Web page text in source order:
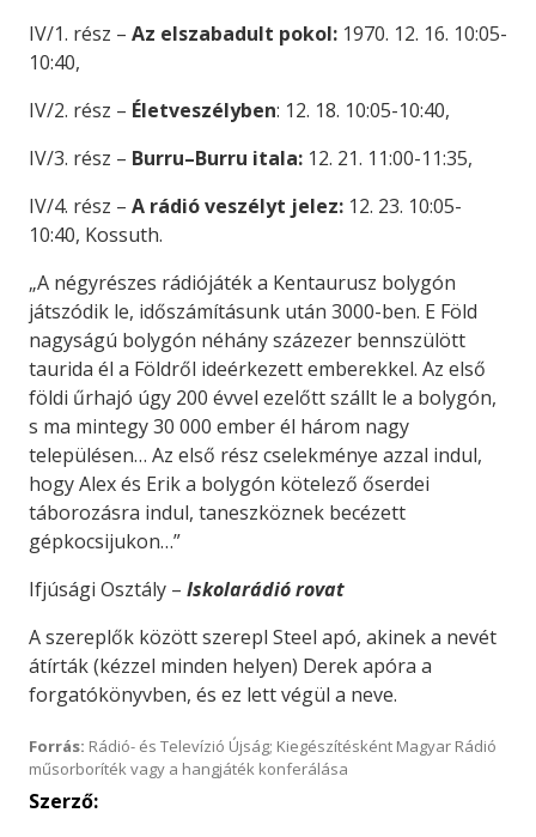
IV/1. rész – Az elszabadult pokol: 1970. 12. 16. 10:05-
10:40,
IV/2. rész – Életveszélyben: 12. 18. 10:05-10:40,
IV/3. rész – Burru–Burru itala: 12. 21. 11:00-11:35,
IV/4. rész – A rádió veszélyt jelez: 12. 23. 10:05-
10:40, Kossuth.
„A négyrészes rádiójáték a Kentaurusz bolygón
játszódik le, időszámításunk után 3000-ben. E Föld
nagyságú bolygón néhány százezer bennszülött
taurida él a Földről ideérkezett emberekkel. Az első
földi űrhajó úgy 200 évvel ezelőtt szállt le a bolygón,
s ma mintegy 30 000 ember él három nagy
településen… Az első rész cselekménye azzal indul,
hogy Alex és Erik a bolygón kötelező őserdei
táborozásra indul, taneszköznek becézett
gépkocsijukon…”
Ifjúsági Osztály – Iskolarádió rovat
A szereplők között szerepl Steel apó, akinek a nevét
átírták (kézzel minden helyen) Derek apóra a
forgatókönyvben, és ez lett végül a neve.
Forrás: Rádió- és Televízió Újság; Kiegészítésként Magyar Rádió
műsorboríték vagy a hangjáték konferálása
Szerző: